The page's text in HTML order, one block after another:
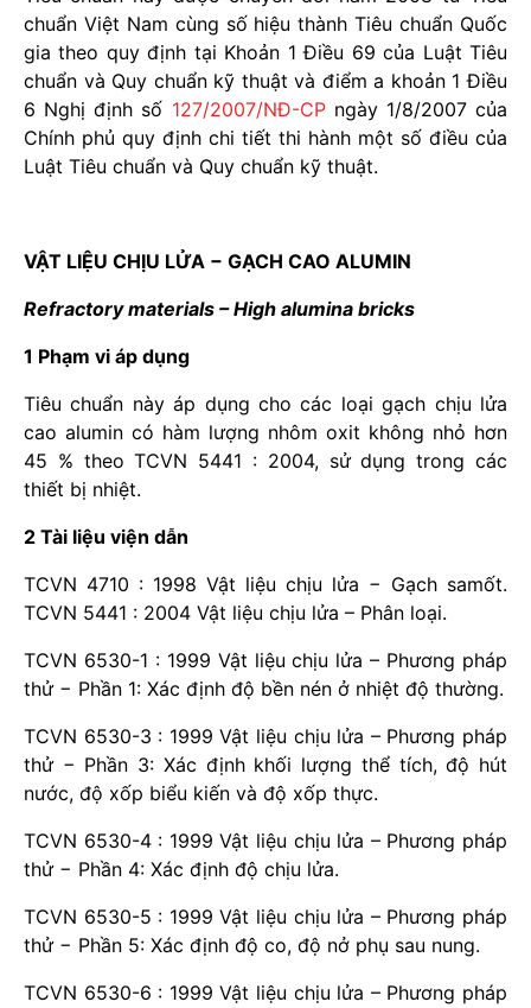
chuẩn Việt Nam cùng số hiệu thành Tiêu chuẩn Quốc
gia theo quy định tại Khoản 1 Điều 69 của Luật Tiêu
chuẩn và Quy chuẩn kỹ thuật và điểm a khoản 1 Điều
6 Nghị định số 127/2007/NĐ-CPngày 1/8/2007 của
Chính phủ quy định chi tiết thi hành một số điều của
Luật Tiêu chuẩn và Quy chuẩn kỹ thuật.
VẬT LIỆU CHỊU LỬA − GẠCH CAO ALUMIN
Refractory materials – High alumina bricks
1 Phạm vi áp dụng
Tiêu chuẩn này áp dụng cho các loại gạch chịu lửa
cao alumin có hàm lượng nhôm oxit không nhỏ hơn
45 % theo TCVN 5441 : 2004, sử dụng trong các
thiết bị nhiệt.
2 Tài liệu viện dẫn
TCVN 4710 : 1998 Vật liệu chịu lửa − Gạch samốt.
TCVN 5441 : 2004 Vật liệu chịu lửa – Phân loại.
TCVN 6530-1 : 1999 Vật liệu chịu lửa – Phương pháp
thử − Phần 1: Xác định độ bền nén ở nhiệt độ thường.
TCVN 6530-3 : 1999 Vật liệu chịu lửa – Phương pháp
thử − Phần 3: Xác định khối lượng thể tích, độ hút
nước, độ xốp biểu kiến và độ xốp thực.
TCVN 6530-4 : 1999 Vật liệu chịu lửa – Phương pháp
thử − Phần 4: Xác định độ chịu lửa.
TCVN 6530-5 : 1999 Vật liệu chịu lửa – Phương pháp
thử − Phần 5: Xác định độ co, độ nở phụ sau nung.
TCVN 6530-6 : 1999 Vật liệu chịu lửa – Phương pháp